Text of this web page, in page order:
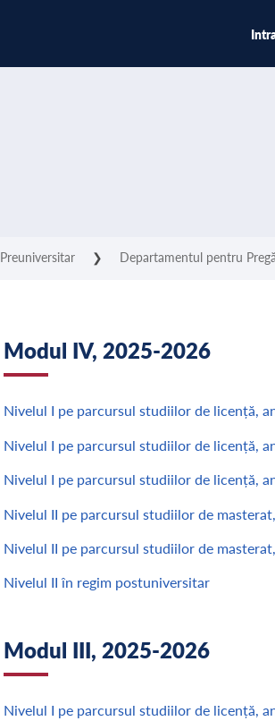
Preuniversitar ❯ Departamentul pentru
Modul IV, 2025-2026
Nivelul I pe parcursul studiilor de licență,
Nivelul I pe parcursul studiilor de licență,
Nivelul I pe parcursul studiilor de licență,
Nivelul II pe parcursul studiilor de
Nivelul II pe parcursul studiilor de
Nivelul II în regim postuniversitar
Modul III, 2025-2026
Nivelul I pe parcursul studiilor de licență,